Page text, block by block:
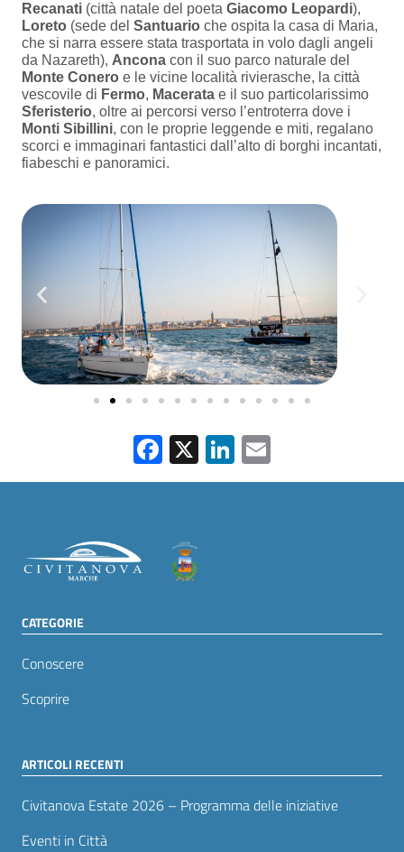
Recanati (città natale del poeta Giacomo Leopardi),
Loreto (sede del Santuario che ospita la casa di Maria,
che si narra essere stata trasportata in volo dagli angeli
da Nazareth), Ancona con il suo parco naturale del
Monte Conero e le vicine località rivierasche, la città
vescovile di Fermo, Macerata e il suo particolarissimo
Sferisterio, oltre ai percorsi verso l’entroterra dove i
Monti Sibillini, con le proprie leggende e miti, regalano
scorci e immaginari fantastici dall’alto di borghi incantati,
fiabeschi e panoramici.
Facebook
X LinkedIn
CATEGORIE
Conoscere
Scoprire
ARTICOLI RECENTI
Civitanova Estate 2026 – Programma delle iniziative
Eventi in Città